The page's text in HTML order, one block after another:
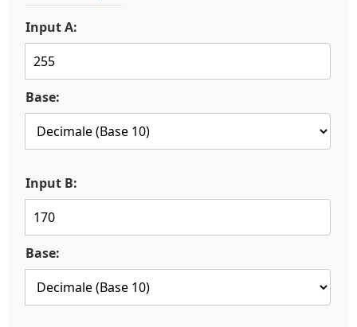
Input A:
Base:
Input B:
Base: